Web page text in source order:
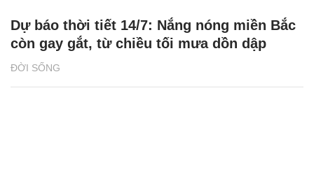
ĐỜI SỐNG
Dự báo thời tiết 14/7: Nắng nóng miền Bắc
còn gay gắt, từ chiều tối mưa dồn dập